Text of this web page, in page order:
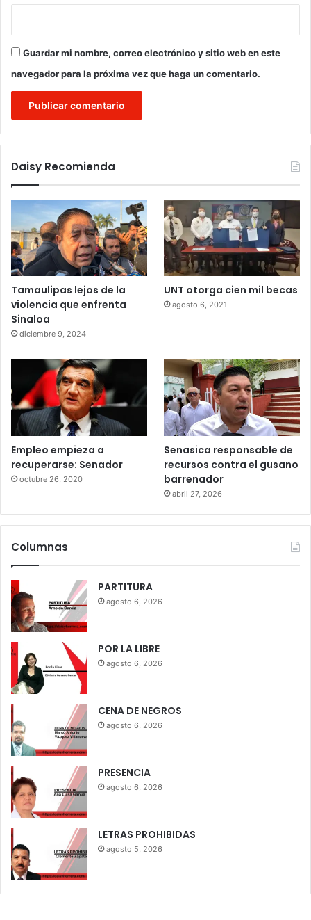
Guardar mi nombre, correo electrónico y sitio web en este
navegador para la próxima vez que haga un comentario.
Daisy Recomienda
Tamaulipas lejos de la
violencia que enfrenta
Sinaloa
diciembre 9, 2024
UNT otorga cien mil becas
agosto 6, 2021
Empleo empieza a
recuperarse: Senador
octubre 26, 2020
Senasica responsable de
recursos contra el gusano
barrenador
abril 27, 2026
Columnas
PARTITURA
agosto 6, 2026
POR LA LIBRE
agosto 6, 2026
CENA DE NEGROS
agosto 6, 2026
PRESENCIA
agosto 6, 2026
LETRAS PROHIBIDAS
agosto 5, 2026